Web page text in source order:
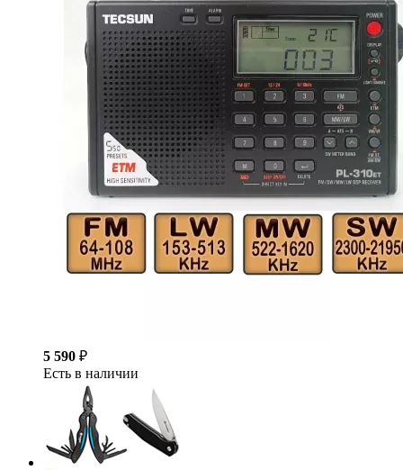
5 590 ₽
Есть в наличии